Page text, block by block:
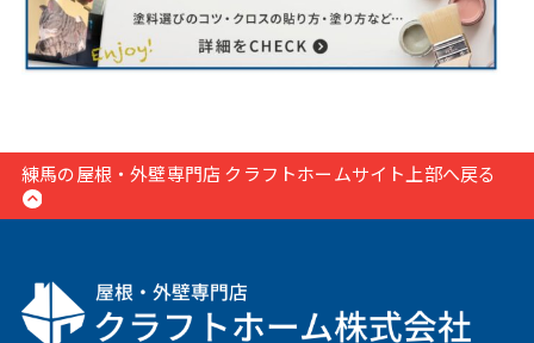
練馬の屋根・外壁専門店 クラフトホームサイト上部へ戻る